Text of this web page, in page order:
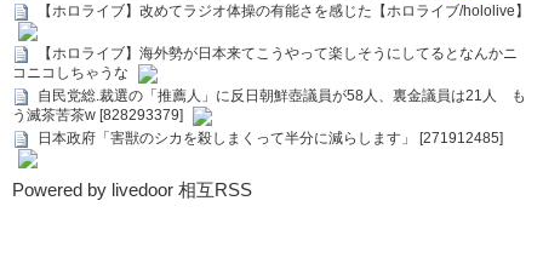
【ホロライブ】改めてラジオ体操の有能さを感じた【ホロライブ/hololive】
【ホロライブ】海外勢が日本来てこうやって楽しそうにしてるとなんかニ
コニコしちゃうな
自民党総.裁選の「推薦人」に反日朝鮮壺議員が58人、裏金議員は21人 も
う滅茶苦茶w [828293379]
日本政府「害獣のシカを殺しまくって半分に減らします」 [271912485]
Powered by livedoor 相互RSS